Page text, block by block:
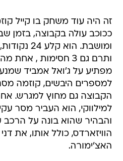
זה היה עוד משחק בו קייל
ככוכב עולה בקבוצה, בזמן
ותרם גם 3 חסימות ,
מפתיע על ג'ואל אמביד
למספרים היבשים, קוזמה
הקבוצה גם מחוץ למגרש.
למילווקי, הוא העביר מסר
והבהיר שהוא בונה על הרכב
הוויזארדס, כולל אותו, את
האצ'ימורה.